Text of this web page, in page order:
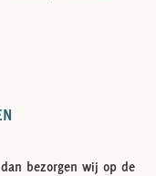
bezorgen wij op de